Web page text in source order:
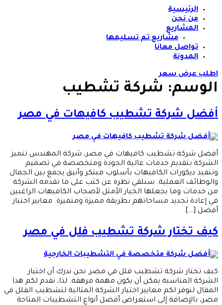
الرئيسية
من نحن
المشاريع
مشاريع تم تسليمها
تواصل معانا
المدونة
اطلب عرض سعر
الوسم: شركة تشطيب
أفضل شركة تشطيب كافيهات في مصر
أفضل شركة تشطيب كافيهات في مصر، شركة المهندس تتميز
الشركة بتقديم خدمات عالية الجودة ومتخصصة في تصميم
وتنفيذ ديكورات الكافيهات بأسلوب مبتكر وأنيق يجمع بين الجمال
والوظائف العملية. سنلقي نظرة عن كثب على ما تقدمه الشركة
من خدمات وما يجعلها الخيار الأمثل لأصحاب الكافيهات الراغبين
في إعادة تجديد مساحاتهم بطريقة مميزة ومتميزة. معايير اختيار
أفضل […]
كيف تختار شركة تشطيب فلل في مصر
كيف تختار شركة تشطيب فلل في مصر, نحن ندرك أن اختيار
الشركة المناسبة يمكن أن يكون مهمة مرهقة. لذا، نقدم لكم هذا
المقال لنوفر لكم معايير اختيار الشركة المثالية لتشطيب الفلل في
مصر، بالإضافة إلى استعراض أفضل أنواع التشطيبات المتاحة